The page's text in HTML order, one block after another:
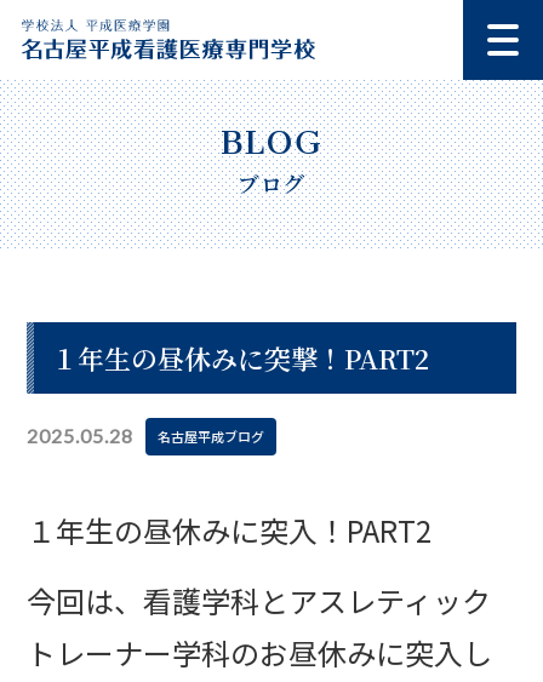
ブログ
１年生の昼休みに突撃！PART2
2025.05.28 名古屋平成ブログ
１年生の昼休みに突入！PART2
今回は、看護学科とアスレティック
トレーナー学科のお昼休みに突入し